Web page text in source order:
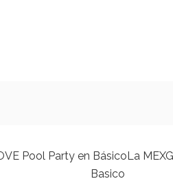
Pool Party en Básico La
Basico